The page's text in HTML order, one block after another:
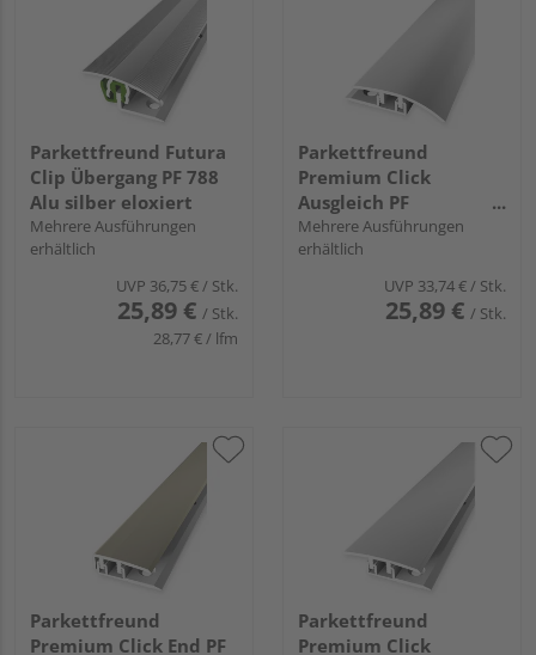
Parkettfreund Futura
Clip Übergang PF 788
Alu silber eloxiert
Mehrere Ausführungen
erhältlich
UVP 36,75 €/ Stk.
25,89 € / Stk.
28,77 € / lfm
Parkettfreund
Premium Click
Ausgleich PF
576VMaxx Alu silber
eloxiert
Mehrere Ausführungen
erhältlich
UVP 33,74 €/ Stk.
25,89 € / Stk.
Parkettfreund
Premium Click End PF
Parkettfreund
Premium Click